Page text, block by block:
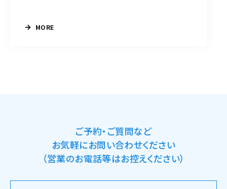
MORE
ご予約・ご質問など
お気軽にお問い合わせください
（営業のお電話等はお控えください）